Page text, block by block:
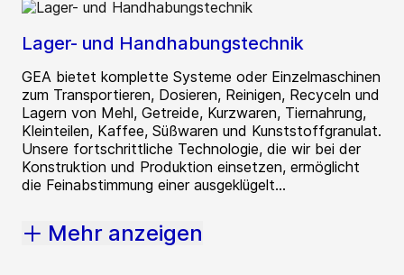
Lager- und Handhabungstechnik
GEA bietet komplette Systeme oder Einzelmaschinen
zum Transportieren, Dosieren, Reinigen, Recyceln und
Lagern von Mehl, Getreide, Kurzwaren, Tiernahrung,
Kleinteilen, Kaffee, Süßwaren und Kunststoffgranulat.
Unsere fortschrittliche Technologie, die wir bei der
Konstruktion und Produktion einsetzen, ermöglicht
die Feinabstimmung einer ausgeklügelt...
Mehr anzeigen